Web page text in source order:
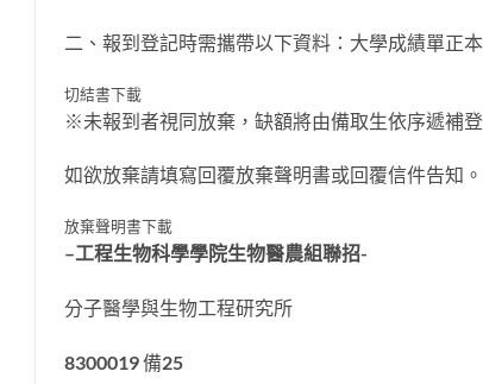
二、報到登記時需攜帶以下資料：大學成績單正
切結書下載
※未報到者視同放棄，缺額將由備取生依序遞補登
如欲放棄請填寫回覆放棄聲明書或回覆信件告知。
放棄聲明書下載
–工程生物科學學院生物醫農組聯招-
分子醫學與生物工程研究所
8300019 備25